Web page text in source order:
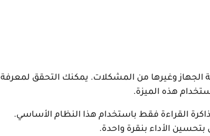
الجهاز وغيرها من المشكلات. يمكنك التحقق لمعرفة
هذه الميزة.
القراءة فقط باستخدام هذا النظام الأساسي.
الأداء بنقرة واحدة.